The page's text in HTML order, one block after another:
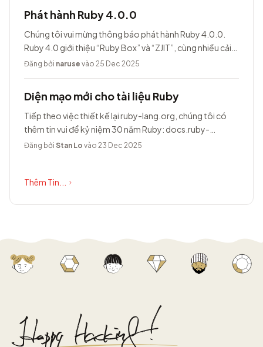
Phát hành Ruby 4.0.0
Chúng tôi vui mừng thông báo phát hành Ruby 4.0.0.
Ruby 4.0 giới thiệu “Ruby Box” và “ZJIT”, cùng nhiều cải
tiến khác.
Đăng bởi naruse vào 25 Dec 2025
Diện mạo mới cho tài liệu Ruby
Tiếp theo việc thiết kế lại ruby-lang.org, chúng tôi có
thêm tin vui để kỷ niệm 30 năm Ruby: docs.ruby-
lang.org có diện mạo hoàn toàn...
Đăng bởi Stan Lo vào 23 Dec 2025
Thêm Tin...